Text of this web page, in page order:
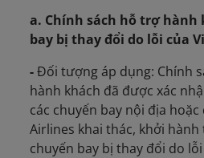
a. Chính sách hỗ trợ hành
bay bị thay đổi do lỗi của
-Đối tượng áp dụng: Chính
hành khách đã được xác
các chuyến bay nội địa
Airlines khai thác, khởi hành
chuyến bay bị thay đổi do